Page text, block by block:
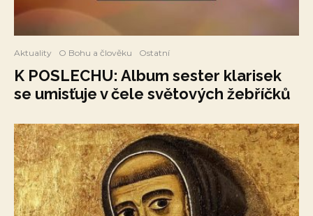
Aktuality O Bohu a člověku Ostatní
K POSLECHU: Album sester klarisek
se umisťuje v čele světových žebříčků